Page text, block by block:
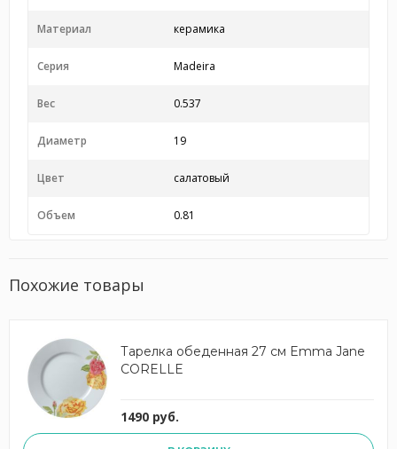
Материал керамика
Серия Madeira
Вес 0.537
Диаметр 19
Цвет салатовый
Объем 0.81
Похожие товары
Тарелка обеденная 27 см Emma Jane
CORELLE
1490 руб.